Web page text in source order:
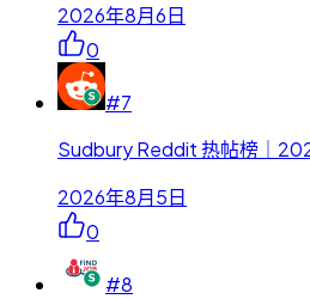
2026年8月6日
0
#7
Sudbury Reddit 热帖榜｜
2026年8月5日
0
#8